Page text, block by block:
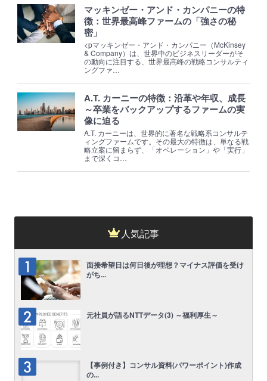
マッキンゼー・アンド・カンパニーの特
徴：世界最高峰ファームの「強さの秘
密」
<pマッキンゼー・アンド・カンパニー（McKinsey
& Company）は、世界中のビジネスリーダーがそ
の動向に注目する、世界最高峰の戦略コンサルティ
ングファ…
A.T. カーニーの特徴：沿革や年収、成長
～卒業をバックアップするファームの実
像に迫る
A.T. カーニーは、世界的に著名な戦略系コンサルテ
ィングファームです。その最大の特徴は、単なる戦
略立案に留まらず、「オペレーション」や「実行」
まで深くコ…
人気記事
面接希望日は何日後が理想？マイナス評価を受け
がち...
元社員が語るNTTデータ(3) ～福利厚生～
【事例付き】コンサル資料(パワーポイント)作成
の...